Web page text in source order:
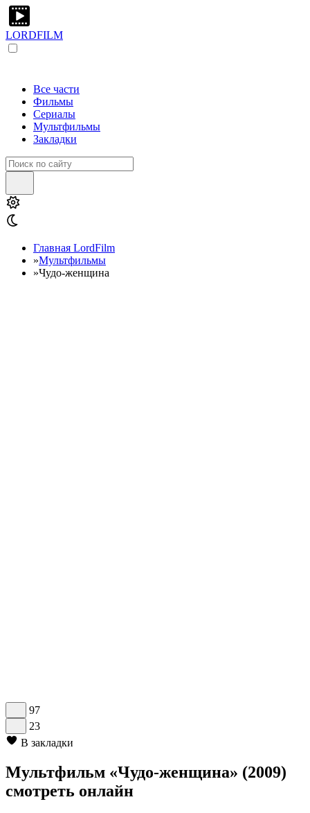
LORDFILM
Все части
Фильмы
Сериалы
Мультфильмы
Закладки
Главная LordFilm
»Мультфильмы
»Чудо-женщина
97
23
В закладки
Мультфильм «Чудо-женщина» (2009)
смотреть онлайн